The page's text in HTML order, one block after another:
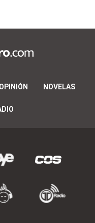
OPINIÓN NOVELAS